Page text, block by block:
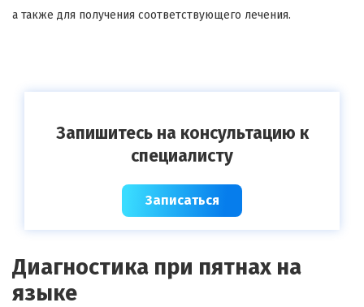
а также для получения соответствующего лечения.
Запишитесь на консультацию к
специалисту
Записаться
Диагностика при пятнах на
языке